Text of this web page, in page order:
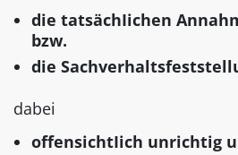
die tatsächIichen
bzw.
die
dabei
offensichtIich unrichtig